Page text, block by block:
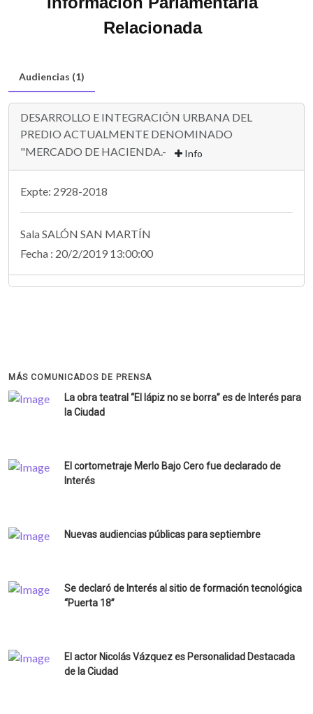
Información Parlamentaria
Relacionada
Audiencias (1)
DESARROLLO E INTEGRACIÓN URBANA DEL
PREDIO ACTUALMENTE DENOMINADO
"MERCADO DE HACIENDA.-
Info
Expte: 2928-2018
Sala SALÓN SAN MARTÍN
Fecha : 20/2/2019 13:00:00
La obra teatral “El lápiz no se borra” es de Interés para
El cortometraje Merlo Bajo Cero fue declarado de
Nuevas audiencias públicas para septiembre
Se declaró de Interés al sitio de formación tecnológica
El actor Nicolás Vázquez es Personalidad Destacada